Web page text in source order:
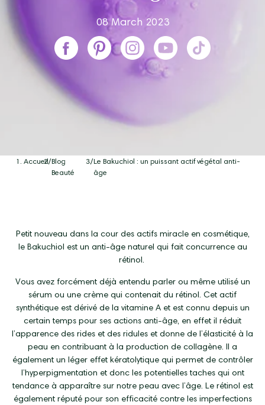
08 March 2023
Accueil/Blog
Beauté
/Le Bakuchiol : un puissant actif végétal anti-
âge
Petit nouveau dans la cour des actifs miracle en cosmétique,
le Bakuchiol est un anti-âge naturel qui fait concurrence au
rétinol.
Vous avez forcément déjà entendu parler ou même utilisé un
sérum ou une crème qui contenait du rétinol. Cet actif
synthétique est dérivé de la vitamine A et est connu depuis un
certain temps pour ses actions anti-âge, en effet il réduit
l’apparence des rides et des ridules et donne de l’élasticité à la
peau en contribuant à la production de collagène. Il a
également un léger effet kératolytique qui permet de contrôler
l’hyperpigmentation et donc les potentielles taches qui ont
tendance à apparaître sur notre peau avec l’âge. Le rétinol est
également réputé pour son efficacité contre les imperfections